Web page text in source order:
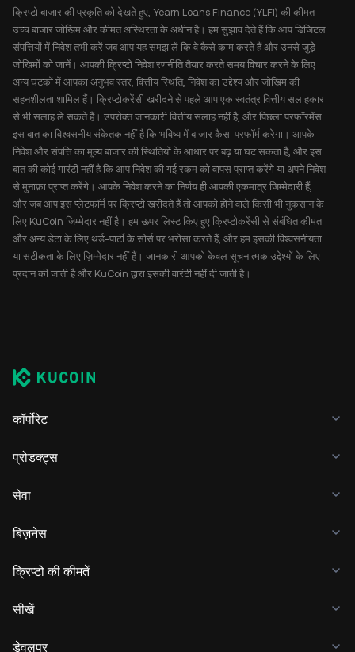
क्रिप्टो बाजार की प्रकृति को देखते हुए, Yearn Loans Finance (YLFI) की कीमत
उच्च बाजार जोखिम और कीमत अस्थिरता के अधीन है। हम सुझाव देते हैं कि आप डिजिटल
संपत्तियों में निवेश तभी करें जब आप यह समझ लें कि वे कैसे काम करते हैं और उनसे जुड़े
जोखिमों को जानें। आपकी क्रिप्टो निवेश रणनीति तैयार करते समय विचार करने के लिए
अन्य घटकों में आपका अनुभव स्तर, वित्तीय स्थिति, निवेश का उद्देश्य और जोखिम की
सहनशीलता शामिल हैं। क्रिप्टोकरेंसी खरीदने से पहले आप एक स्वतंत्र वित्तीय सलाहकार
से भी सलाह ले सकते हैं। उपरोक्त जानकारी वित्तीय सलाह नहीं है, और पिछला परफॉरमेंस
इस बात का विश्वसनीय संकेतक नहीं है कि भविष्य में बाजार कैसा परफॉर्म करेगा। आपके
निवेश और संपत्ति का मूल्य बाजार की स्थितियों के आधार पर बढ़ या घट सकता है, और इस
बात की कोई गारंटी नहीं है कि आप निवेश की गई रकम को वापस प्राप्त करेंगे या अपने निवेश
से मुनाफ़ा प्राप्त करेंगे। आपके निवेश करने का निर्णय ही आपकी एकमात्र जिम्मेदारी हैं,
और जब आप इस प्लेटफॉर्म पर क्रिप्टो खरीदते हैं तो आपको होने वाले किसी भी नुकसान के
लिए KuCoin जिम्मेदार नहीं है। हम ऊपर लिस्ट किए हुए क्रिप्टोकरेंसी से संबंधित कीमत
और अन्य डेटा के लिए थर्ड-पार्टी के सोर्स पर भरोसा करते हैं, और हम इसकी विश्वसनीयता
या सटीकता के लिए ज़िम्मेदार नहीं हैं। जानकारी आपको केवल सूचनात्मक उद्देश्यों के लिए
प्रदान की जाती है और KuCoin द्वारा इसकी वारंटी नहीं दी जाती है।
कॉर्पोरेट
प्रोडक्ट्स
सेवा
बिज़नेस
क्रिप्टो की कीमतें
सीखें
डेवलपर